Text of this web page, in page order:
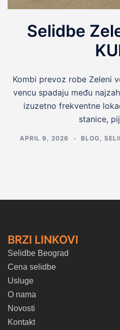
Selidbe
Kombi prevoz robe Zeleni
vencu spadaju među
izuzetno frekventne
stanice,
APRIL 9, 2026 BLOG,
BRZI LINKOVI
Selidbe Beograd
Cena selidbe
Usluge
O nama
Novosti
Kontakt